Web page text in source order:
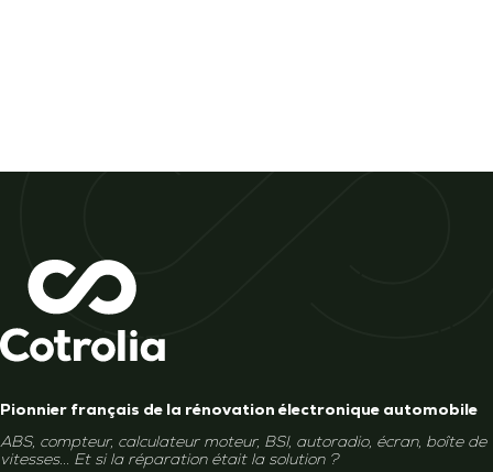
Pionnier français de la rénovation électronique automobile
ABS, compteur, calculateur moteur, BSI, autoradio, écran, boîte de
vitesses... Et si la réparation était la solution ?